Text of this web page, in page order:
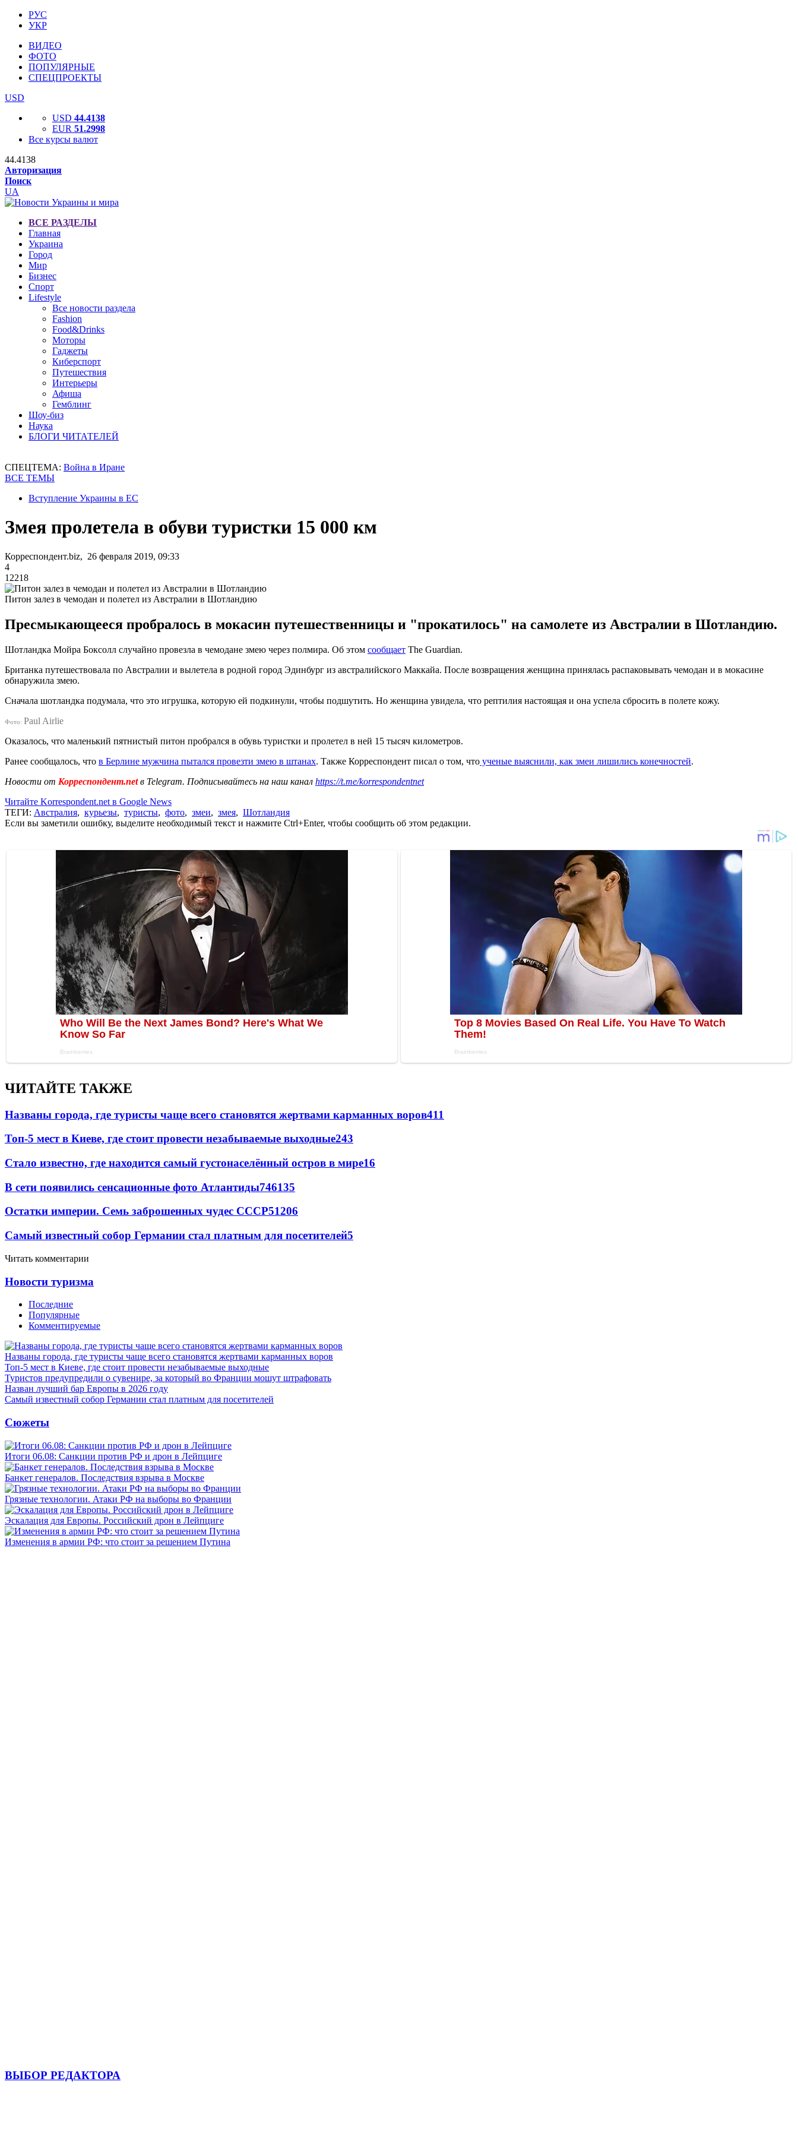
РУС
УКР
ВИДЕО
ФОТО
ПОПУЛЯРНЫЕ
СПЕЦПРОЕКТЫ
USD
USD 44.4138
EUR 51.2998
Все курсы валют
44.4138
Авторизация
Поиск
UA
ВСЕ РАЗДЕЛЫ
Главная
Украина
Город
Мир
Бизнес
Спорт
Lifestyle
Все новости раздела
Fashion
Food&Drinks
Моторы
Гаджеты
Киберспорт
Путешествия
Интерьеры
Афиша
Гемблинг
Шоу-биз
Наука
БЛОГИ ЧИТАТЕЛЕЙ
СПЕЦТЕМА: Война в Иране
ВСЕ ТЕМЫ
Вступление Украины в ЕС
Змея пролетела в обуви туристки 15 000 км
Корреспондент.biz, 26 февраля 2019, 09:33
4
12218
Питон залез в чемодан и полетел из Австралии в Шотландию
Пресмыкающееся пробралось в мокасин путешественницы и "прокатилось" на самолете из Австралии в Шотландию.
Шотландка Мойра Боксолл случайно провезла в чемодане змею через полмира. Об этом сообщает The Guardian.
Британка путешествовала по Австралии и вылетела в родной город Эдинбург из австралийского Маккайа. После возвращения женщина принялась распаковывать чемодан и в мокасине
обнаружила змею.
Сначала шотландка подумала, что это игрушка, которую ей подкинули, чтобы подшутить. Но женщина увидела, что рептилия настоящая и она успела сбросить в полете кожу.
Фото: Paul Airlie
Оказалось, что маленький пятнистый питон пробрался в обувь туристки и пролетел в ней 15 тысяч километров.
Ранее сообщалось, что в Берлине мужчина пытался провезти змею в штанах. Также Корреспондент писал о том, что ученые выяснили, как змеи лишились конечностей.
Новости от Корреспондент.netв Telegram. Подписывайтесь на наш канал https://t.me/korrespondentnet
Читайте Korrespondent.net в Google News
ТЕГИ: Австралия, курьезы, туристы, фото, змеи, змея, Шотландия
Если вы заметили ошибку, выделите необходимый текст и нажмите Ctrl+Enter, чтобы сообщить об этом редакции.
ЧИТАЙТЕ ТАКЖЕ
Названы города, где туристы чаще всего становятся жертвами карманных воров411
Топ-5 мест в Киеве, где стоит провести незабываемые выходные243
Стало известно, где находится самый густонаселённый остров в мире16
В сети появились сенсационные фото Атлантиды746135
Остатки империи. Семь заброшенных чудес СССР51206
Самый известный собор Германии стал платным для посетителей5
Читать комментарии
Новости туризма
Последние
Популярные
Комментируемые
Названы города, где туристы чаще всего становятся жертвами карманных воров
Топ-5 мест в Киеве, где стоит провести незабываемые выходные
Туристов предупредили о сувенире, за который во Франции мошут штрафовать
Назван лучший бар Европы в 2026 году
Самый известный собор Германии стал платным для посетителей
Сюжеты
Итоги 06.08: Санкции против РФ и дрон в Лейпциге
Банкет генералов. Последствия взрыва в Москве
Грязные технологии. Атаки РФ на выборы во Франции
Эскалация для Европы. Российский дрон в Лейпциге
Изменения в армии РФ: что стоит за решением Путина
ВЫБОР РЕДАКТОРА